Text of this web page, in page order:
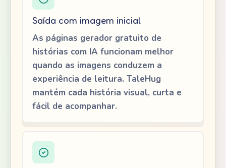
Saída com imagem inicial
As páginas gerador gratuito de
histórias com IA funcionam melhor
quando as imagens conduzem a
experiência de leitura. TaleHug
mantém cada história visual, curta e
fácil de acompanhar.